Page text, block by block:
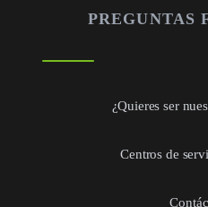
PREGUNTAS
¿Quieres ser
Centros de